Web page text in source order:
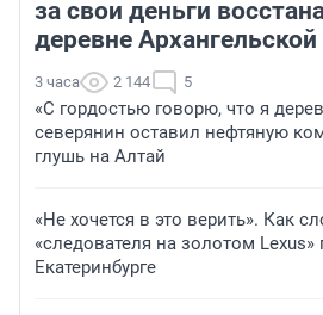
за свои деньги
деревне Архангельской
3 часа 2 144 5
«С гордостью говорю, что я
северянин оставил нефтяную
глушь на Алтай
«Не хочется в это верить». Как
«следователя на золотом
Екатеринбурге